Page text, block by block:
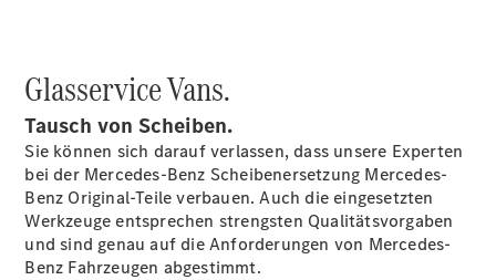
Benz
QualityService
Digitale
Extras
Servicetermin
buchen
Glasservice Vans.
Tausch von Scheiben.
Sie können sich darauf verlassen, dass unsere Experten
bei der Mercedes-Benz Scheibenersetzung Mercedes-
Benz Original-Teile verbauen. Auch die eingesetzten
Werkzeuge entsprechen strengsten Qualitätsvorgaben
und sind genau auf die Anforderungen von Mercedes-
Benz Fahrzeugen abgestimmt.